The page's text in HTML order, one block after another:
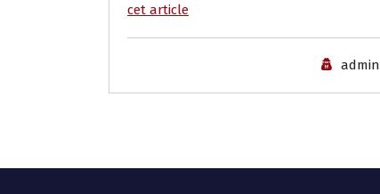
cet article
admin